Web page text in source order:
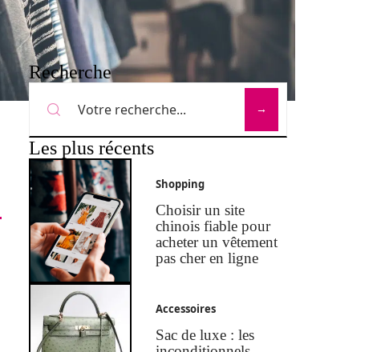
Recherche
Les plus récents
Shopping
Choisir un site
chinois fiable pour
acheter un vêtement
pas cher en ligne
Accessoires
Sac de luxe : les